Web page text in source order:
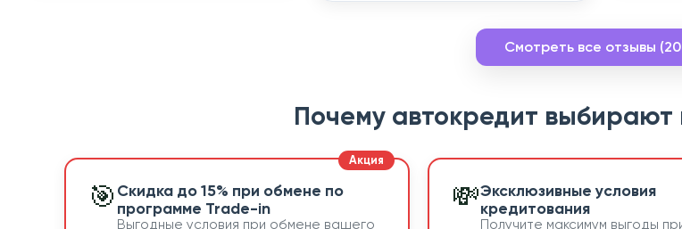
Смотреть все отзывы
Почему автокредит выбирают
🎯 Скидка до 15% при обмене по
программе Trade-in
Выгодные условия при обмене вашего
💸Эксклюзивные условия
кредитования
Получите максимум выгоды